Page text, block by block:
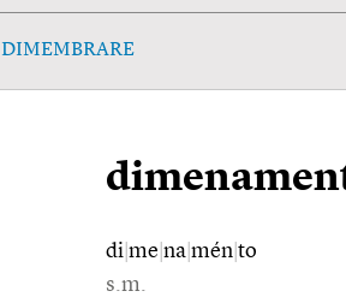
DIMEMBRARE
di me na mén to
s.m.